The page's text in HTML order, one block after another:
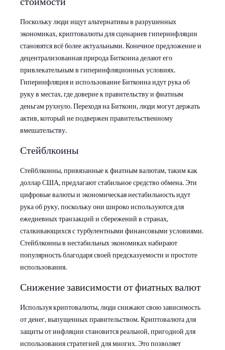
Поскольку люди ищут альтернативы в разрушенных
экономиках, криптовалюты для сценариев гиперинфляции
становятся всё более актуальными. Конечное предложение и
децентрализованная природа Биткоина делают его
привлекательным в гиперинфляционных условиях.
Гиперинфляция и использование Биткоина идут рука об
руку в местах, где доверие к правительству и фиатным
деньгам рухнуло. Переходя на Биткоин, люди могут держать
актив, который не подвержен правительственному
вмешательству.
Стейблкоины
Стейблкоины, привязанные к фиатным валютам, таким как
доллар США, предлагают стабильное средство обмена. Эти
цифровые валюты и экономическая нестабильность идут
рука об руку, поскольку они широко используются для
ежедневных транзакций и сбережений в странах,
сталкивающихся с турбулентными финансовыми условиями.
Стейблкоины в нестабильных экономиках набирают
популярность благодаря своей предсказуемости и простоте
использования.
Снижение зависимости от фиатных валют
Используя криптовалюты, люди снижают свою зависимость
от денег, выпущенных правительством. Криптовалюта для
защиты от инфляции становится реальной, пригодной для
использования стратегией для многих. Это позволяет